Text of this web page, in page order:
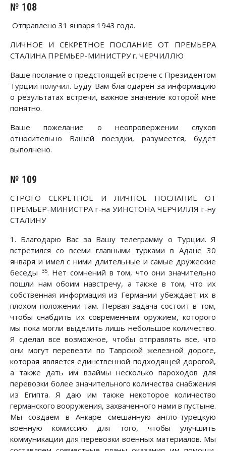
№ 108
Отправлено 31 января 1943 года.
ЛИЧНОЕ И СЕКРЕТНОЕ ПОСЛАНИЕ ОТ ПРЕМЬЕРА
СТАЛИНА ПРЕМЬЕР-МИНИСТРУ г. ЧЕРЧИЛЛЮ
Ваше послание о предстоящей встрече с Президентом
Турции получил. Буду Вам благодарен за информацию
о результатах встречи, важное значение которой мне
понятно.
Ваше пожелание о неопровержении слухов
относительно Вашей поездки, разумеется, будет
выполнено.
№ 109
СТРОГО СЕКРЕТНОЕ И ЛИЧНОЕ ПОСЛАНИЕ ОТ
ПРЕМЬЕР-МИНИСТРА г-на УИНСТОНА ЧЕРЧИЛЛЯ г-ну
СТАЛИНУ
1. Благодарю Вас за Вашу телеграмму о Турции. Я
встретился со всеми главными турками в Адане 30
января и имел с ними длительные и самые дружеские
беседы 35. Нет сомнений в том, что они значительно
пошли нам обоим навстречу, а также в том, что их
собственная информация из Германии убеждает их в
плохом положении там. Первая задача состоит в том,
чтобы снабдить их современным оружием, которого
мы пока могли выделить лишь небольшое количество.
Я сделал все возможное, чтобы отправлять все, что
они могут перевезти по Таврской железной дороге,
которая является единственной подходящей дорогой,
а также дать им взаймы несколько пароходов для
перевозки более значительного количества снабжения
из Египта. Я даю им также некоторое количество
германского вооружения, захваченного нами в пустыне.
Мы создаем в Анкаре смешанную англо-турецкую
военную комиссию для того, чтобы улучшить
коммуникации для перевозки военных материалов. Мы